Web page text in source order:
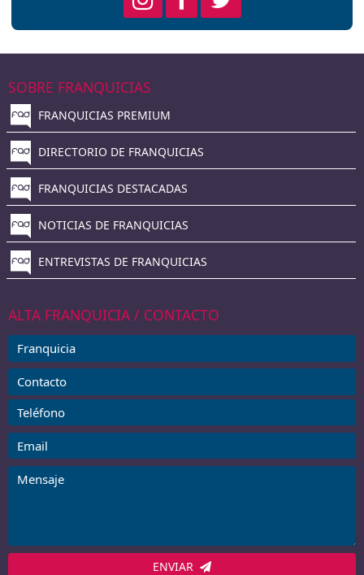
SOBRE FRANQUICIAS
FRANQUICIAS PREMIUM
DIRECTORIO DE FRANQUICIAS
FRANQUICIAS DESTACADAS
NOTICIAS DE FRANQUICIAS
ENTREVISTAS DE FRANQUICIAS
ALTA FRANQUICIA / CONTACTO
ENVIAR